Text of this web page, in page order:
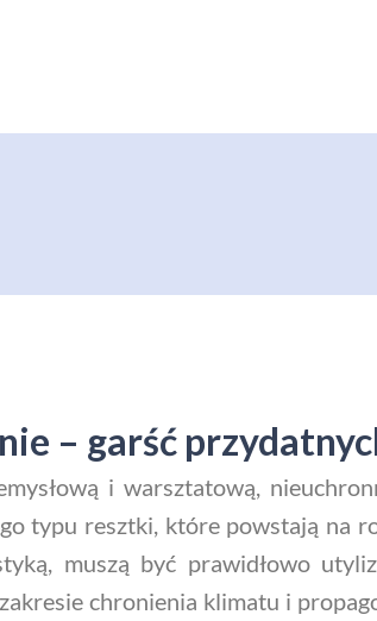
– garść
i warsztatową,
typu resztki, które powstają na
muszą być prawidłowo
chronienia klimatu i